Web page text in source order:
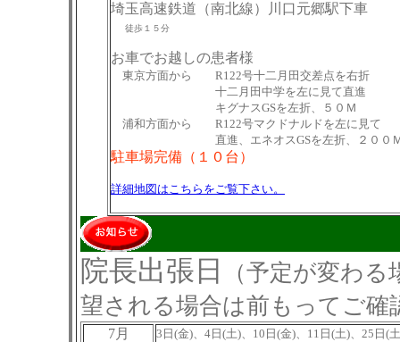
埼玉高速鉄道（南北線）川口元郷駅下車
徒歩１５分
お車でお越しの患者様
東京方面から R122号十二月田交差点を右折
十二月田中学を左に見て直進
キグナスGSを左折、５０Ｍ
浦和方面から R122号マクドナルドを左に見て
直進、エネオスGSを左折、２００
駐車場完備（１０台）
詳細地図はこちらをご覧下さい。
院長出張日
（予定が変わ
望される場合は前もってご
7月 3日(金)、4日(土)、10日(金)、11日(土)、25日(